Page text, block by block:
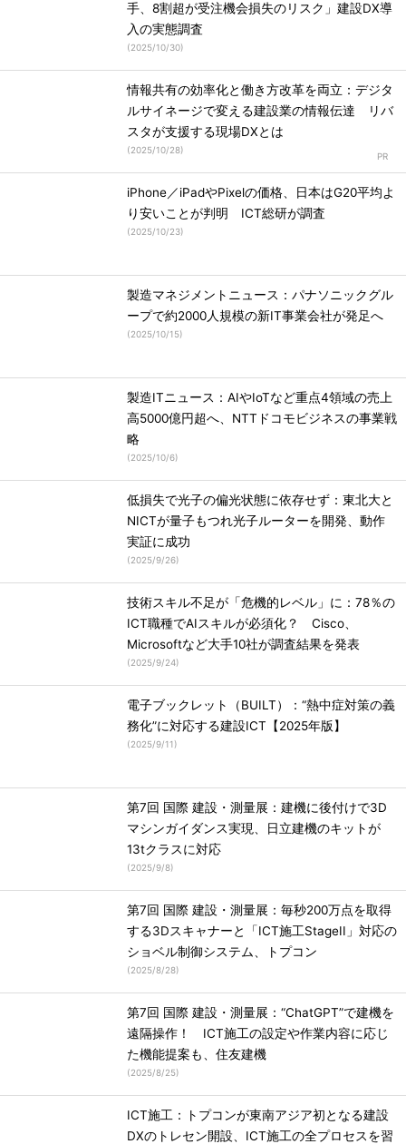
手、8割超が受注機会損失のリスク」建設DX導
入の実態調査
(2025/10/30)
情報共有の効率化と働き方改革を両立：デジタ
ルサイネージで変える建設業の情報伝達 リバ
スタが支援する現場DXとは
(2025/10/28)
iPhone／iPadやPixelの価格、日本はG20平均よ
り安いことが判明 ICT総研が調査
(2025/10/23)
製造マネジメントニュース：パナソニックグル
ープで約2000人規模の新IT事業会社が発足へ
(2025/10/15)
製造ITニュース：AIやIoTなど重点4領域の売上
高5000億円超へ、NTTドコモビジネスの事業戦
略
(2025/10/6)
低損失で光子の偏光状態に依存せず：東北大と
NICTが量子もつれ光子ルーターを開発、動作
実証に成功
(2025/9/26)
技術スキル不足が「危機的レベル」に：78％の
ICT職種でAIスキルが必須化？ Cisco、
Microsoftなど大手10社が調査結果を発表
(2025/9/24)
電子ブックレット（BUILT）：“熱中症対策の義
務化”に対応する建設ICT【2025年版】
(2025/9/11)
第7回 国際 建設・測量展：建機に後付けで3D
マシンガイダンス実現、日立建機のキットが
13tクラスに対応
(2025/9/8)
第7回 国際 建設・測量展：毎秒200万点を取得
する3Dスキャナーと「ICT施工StageII」対応の
ショベル制御システム、トプコン
(2025/8/28)
第7回 国際 建設・測量展：“ChatGPT”で建機を
遠隔操作！ ICT施工の設定や作業内容に応じ
た機能提案も、住友建機
(2025/8/25)
ICT施工：トプコンが東南アジア初となる建設
DXのトレセン開設、ICT施工の全プロセスを習